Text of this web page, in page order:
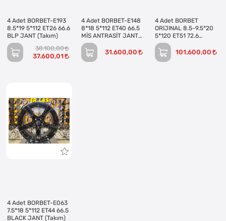
4 Adet BORBET-E193
8.5*19 5*112 ET26 66.6
BLP JANT (Takım)
38.100,00
37.600,01
4 Adet BORBET-E148
8*18 5*112 ET40 66.5
MİS ANTRASİT JANT
(Takım)
31.600,00
4 Adet BORBET
ORIJINAL 8.5-9.5*20
5*120 ET51 72.6
SILVER JANT REVİZE
EDİLMİŞ (Takım)
101.600,00
4 Adet BORBET-E063
7.5*18 5*112 ET44 66.5
BLACK JANT (Takım)